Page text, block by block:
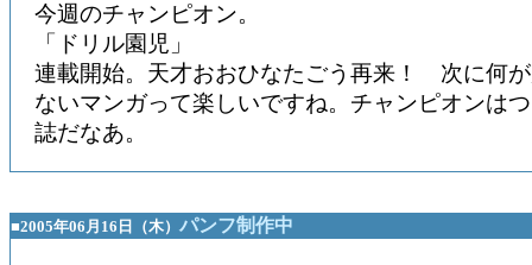
今週のチャンピオン。
「ドリル園児」
連載開始。天才おおひなたごう再来！ 次に何
ないマンガって楽しいですね。チャンピオンは
誌だなあ。
■2005年06月16日（木） パンフ制作中